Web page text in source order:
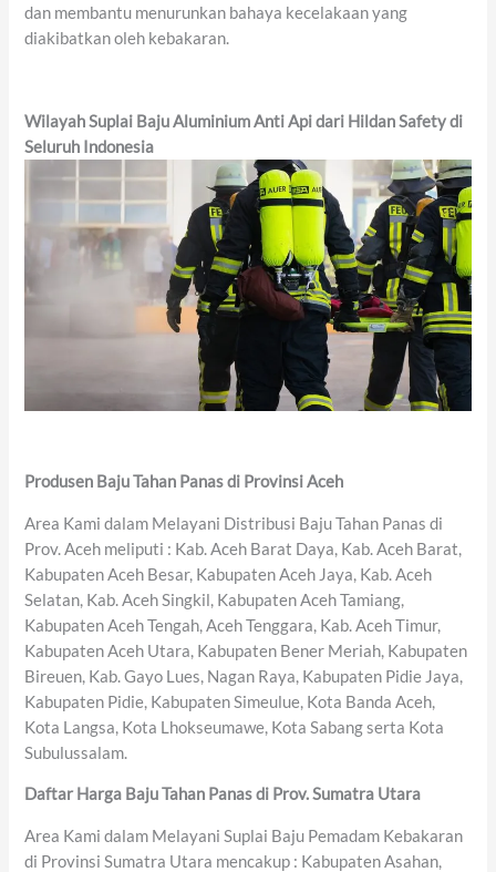
dan membantu menurunkan bahaya kecelakaan yang
diakibatkan oleh kebakaran.
Wilayah Suplai Baju Aluminium Anti Api dari Hildan Safety di
Seluruh Indonesia
Produsen Baju Tahan Panas di Provinsi Aceh
Area Kami dalam Melayani Distribusi Baju Tahan Panas di
Prov. Aceh meliputi : Kab. Aceh Barat Daya, Kab. Aceh Barat,
Kabupaten Aceh Besar, Kabupaten Aceh Jaya, Kab. Aceh
Selatan, Kab. Aceh Singkil, Kabupaten Aceh Tamiang,
Kabupaten Aceh Tengah, Aceh Tenggara, Kab. Aceh Timur,
Kabupaten Aceh Utara, Kabupaten Bener Meriah, Kabupaten
Bireuen, Kab. Gayo Lues, Nagan Raya, Kabupaten Pidie Jaya,
Kabupaten Pidie, Kabupaten Simeulue, Kota Banda Aceh,
Kota Langsa, Kota Lhokseumawe, Kota Sabang serta Kota
Subulussalam.
Daftar Harga Baju Tahan Panas di Prov. Sumatra Utara
Area Kami dalam Melayani Suplai Baju Pemadam Kebakaran
di Provinsi Sumatra Utara mencakup : Kabupaten Asahan,